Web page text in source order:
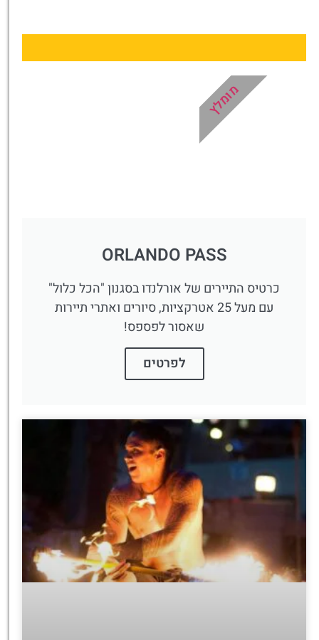
קונים מראש
לחצו פה!
ORLANDO PASS
כרטיס התיירים של אורלנדו בסגנון "הכל כלול"
עם מעל 25 אטרקציות, סיורים ואתרי תיירות
שאסור לפספס!
לפרטים
מומלץ